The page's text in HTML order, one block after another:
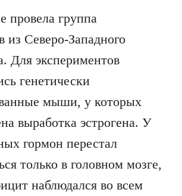
провела группа
из Северо-Западного
Для экспериментов
генетически
мыши, у которых
выработка эстрогена. У
гормон перестал
только в головном мозге,
наблюдался во всем